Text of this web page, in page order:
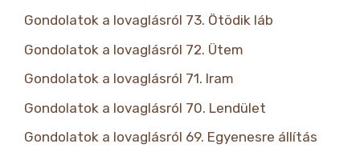
Gondolatok a lovaglásról 73. Ötödik láb
Gondolatok a lovaglásról 72. Ütem
Gondolatok a lovaglásról 71. Iram
Gondolatok a lovaglásról 70. Lendület
Gondolatok a lovaglásról 69. Egyenesre állítás